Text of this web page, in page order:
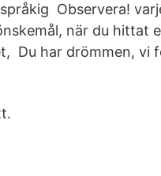
Observera!
när du hittat
Du har drömmen, vi